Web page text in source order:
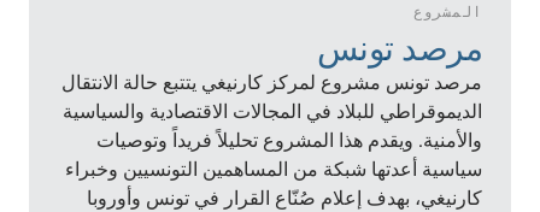
المشروع
مرصد تونس
مرصد تونس مشروع لمركز كارنيغي يتتبع حالة الانتقال
الديموقراطي للبلاد في المجالات الاقتصادية والسياسية
والأمنية. ويقدم هذا المشروع تحليلاً فريداً وتوصيات
سياسية أعدتها شبكة من المساهمين التونسيين وخبراء
كارنيغي، بهدف إعلام صُنّاع القرار في تونس وأوروبا